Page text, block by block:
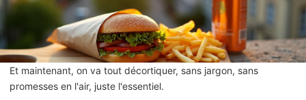
Et maintenant, on va tout décortiquer, sans jargon, sans
promesses en l'air, juste l'essentiel.